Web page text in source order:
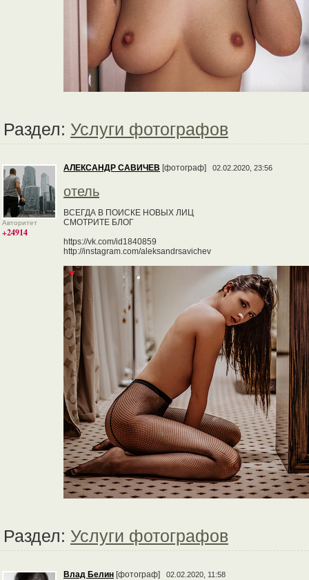
Раздел: Услуги фотографов
Авторитет
+24914
АЛЕКСАНДР САВИЧЕВ [фотограф] 02.02.2020, 23:56
отель
ВСЕГДА В ПОИСКЕ НОВЫХ ЛИЦ
СМОТРИТЕ БЛОГ
https://vk.com/id1840859
http://instagram.com/aleksandrsavichev
Раздел: Услуги фотографов
Влад Белин [фотограф] 02.02.2020, 11:58